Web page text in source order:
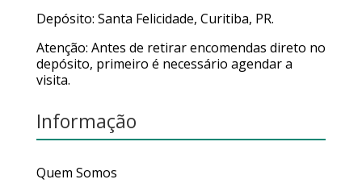
Depósito: Santa Felicidade, Curitiba, PR.
Atenção: Antes de retirar encomendas direto no
depósito, primeiro é necessário agendar a
visita.
Informação
Quem Somos